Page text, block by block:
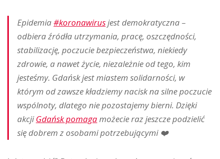
Epidemia#koronawirusjest demokratyczna –
odbiera źródła utrzymania, pracę, oszczędności,
stabilizację, poczucie bezpieczeństwa, niekiedy
zdrowie, a nawet życie, niezależnie od tego, kim
jesteśmy. Gdańsk jest miastem solidarności, w
którym od zawsze kładziemy nacisk na silne poczucie
wspólnoty, dlatego nie pozostajemy bierni. Dzięki
akcjiGdańsk pomagamożecie raz jeszcze podzielić
się dobrem z osobami potrzebującymi ❤️